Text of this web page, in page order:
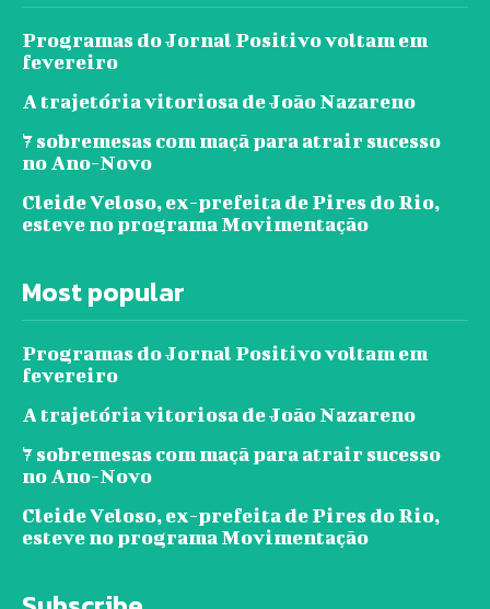
Programas do Jornal Positivo voltam em
fevereiro
A trajetória vitoriosa de João Nazareno
7 sobremesas com maçã para atrair sucesso
no Ano-Novo
Cleide Veloso, ex-prefeita de Pires do Rio,
esteve no programa Movimentação
Most popular
Programas do Jornal Positivo voltam em
fevereiro
A trajetória vitoriosa de João Nazareno
7 sobremesas com maçã para atrair sucesso
no Ano-Novo
Cleide Veloso, ex-prefeita de Pires do Rio,
esteve no programa Movimentação